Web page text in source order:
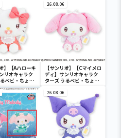
】【Aハローキ
リオキャラク
ベビ・ちょい
26.08.06
【サンリオ】【Cマイメロ
ディ】サンリオキャラク
ターズ うるベビ・ちょい
26.08.06